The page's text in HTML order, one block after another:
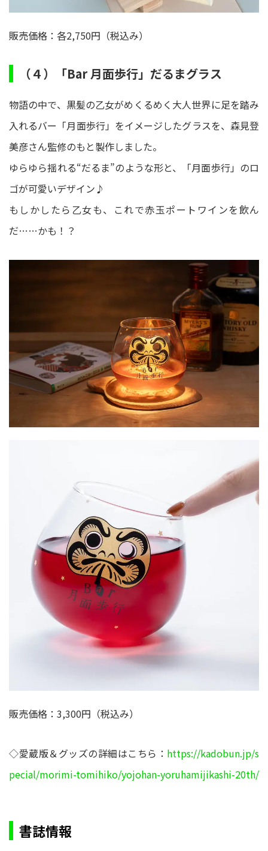
販売価格：各2,750円（税込み）
（４）「Bar 月面歩行」だるまグラス
物語の中で、黒髪の乙女がめくるめく大人世界に足を踏み
入れるバー「月面歩行」をイメージしたグラスを、森見登
美彦さん監修のもと製作しました。
ゆらゆら揺れる“だるま”のような形と、「月面歩行」のロ
ゴが可愛いデザイン♪
もしかしたら乙女も、これで赤玉ポートワインを飲ん
だ……かも！？
販売価格：3,300円（税込み）
◇愛蔵版＆グッズの詳細はこちら： https://kadobun.jp/s
pecial/morimi-tomihiko/yojohan-yoruhamijikashi-20th/
書誌情報